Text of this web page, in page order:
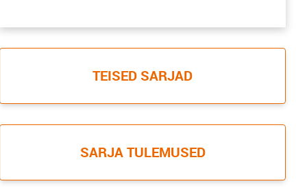
TEISED SARJAD
SARJA TULEMUSED